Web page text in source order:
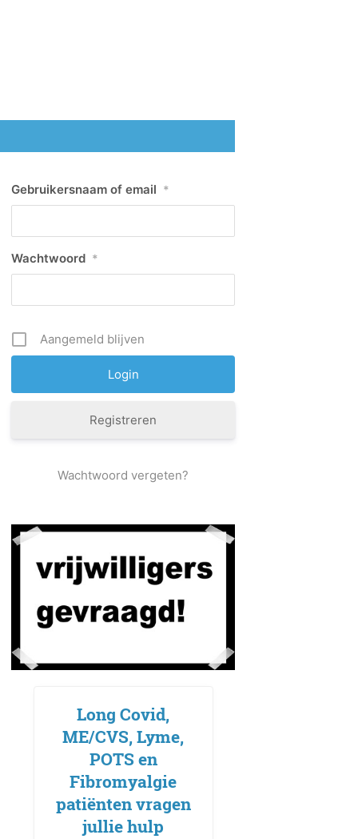
Gebruikersnaam of email *
Wachtwoord *
Aangemeld blijven
Registreren
Wachtwoord vergeten?
Long Covid,
ME/CVS, Lyme,
POTS en
Fibromyalgie
patiënten vragen
jullie hulp